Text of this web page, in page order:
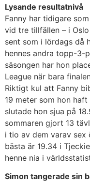
Lysande resultatnivå
Fanny har tidigare
vid tre tillfällen – i
sent som i lördags då
hennes andra topp-3-
säsongen har hon
League när bara
Riktigt kul att Fanny
19 meter som hon
slutade hon sjua på
sommaren gjort 13
i tio av dem varav
bästa är 19.34 i
henne nia i
Simon tangerade sin